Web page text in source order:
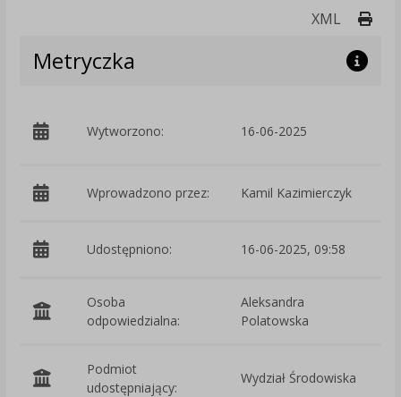
XML
Metryczka
Wytworzono: 16-06-2025
Wprowadzono przez: Kamil Kazimierczyk
Udostępniono: 16-06-2025, 09:58
Osoba
odpowiedzialna:
Aleksandra
Polatowska
Podmiot
udostępniający:
Wydział Środowiska